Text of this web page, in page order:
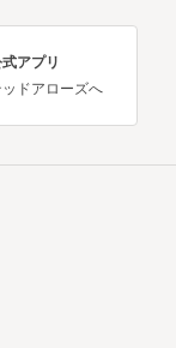
アプリ
ドアローズへ